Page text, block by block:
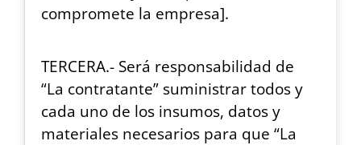
compromete la empresa].
TERCERA.- Será responsabilidad de
“La contratante” suministrar todos y
cada uno de los insumos, datos y
materiales necesarios para que “La